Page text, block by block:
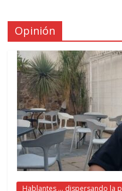
Opinión
Hablantes ... dispersando la